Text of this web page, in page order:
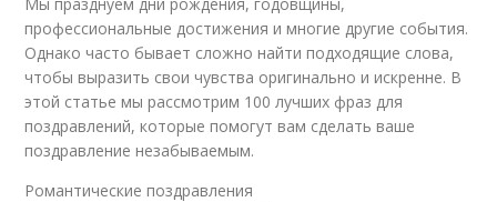
профессиональные достижения и многие другие события.
Однако часто бывает сложно найти подходящие слова,
чтобы выразить свои чувства оригинально и искренне. В
этой статье мы рассмотрим 100 лучших фраз для
поздравлений, которые помогут вам сделать ваше
поздравление незабываемым.
Романтические поздравления